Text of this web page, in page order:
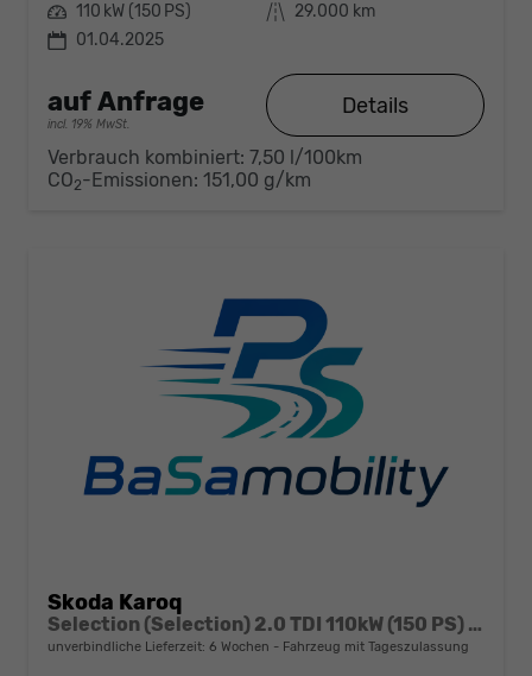
Leistung 110 kW (150 PS) Kilometerstand 29.000 km
01.04.2025
auf Anfrage
incl. 19% MwSt.
Details
Verbrauch kombiniert: 7,50 l/100km
CO2-Emissionen: 151,00 g/km
Skoda Karoq
Selection (Selection) 2.0 TDI 110kW (150 PS) 7-Gang DSG
unverbindliche Lieferzeit: 6 Wochen Fahrzeug mit Tageszulassung